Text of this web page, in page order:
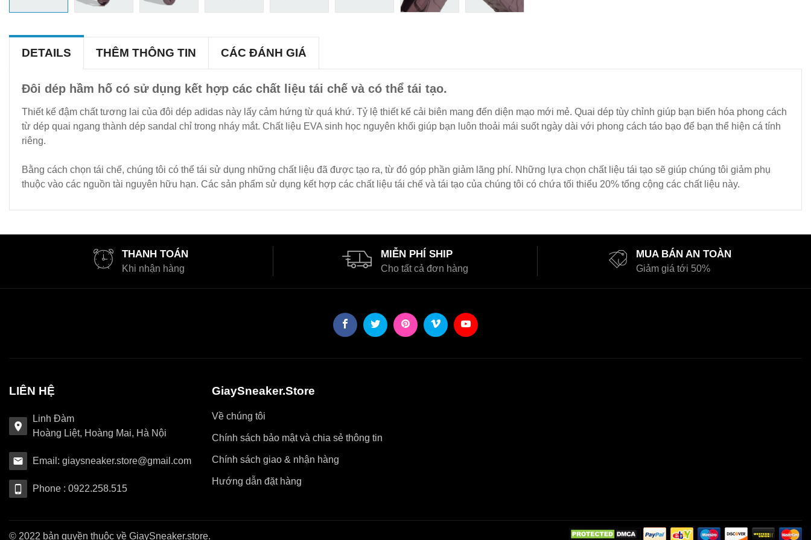
DETAILS THÊM THÔNG TIN CÁC ĐÁNH GIÁ
Đôi dép hầm hố có sử dụng kết hợp các chất liệu tái chế và có thể tái tạo.
Thiết kế đậm chất tương lai của đôi dép adidas này lấy cảm hứng từ quá khứ. Tỷ lệ thiết kế cải biên mang đến diện mạo mới mẻ. Quai dép tùy chỉnh giúp bạn biến hóa phong cách
từ dép quai ngang thành dép sandal chỉ trong nháy mắt. Chất liệu EVA sinh học nguyên khối giúp bạn luôn thoải mái suốt ngày dài với phong cách táo bạo để bạn thể hiện cá tính
riêng.
Bằng cách chọn tái chế, chúng tôi có thể tái sử dụng những chất liệu đã được tạo ra, từ đó góp phần giảm lãng phí. Những lựa chọn chất liệu tái tạo sẽ giúp chúng tôi giảm phụ
thuộc vào các nguồn tài nguyên hữu hạn. Các sản phẩm sử dụng kết hợp các chất liệu tái chế và tái tạo của chúng tôi có chứa tối thiểu 20% tổng cộng các chất liệu này.
THANH TOÁN
Khi nhận hàng
MIỄN PHÍ SHIP
Cho tất cả đơn hàng
MUA BÁN AN TOÀN
Giảm giá tới 50%
LIÊN HỆ
Linh Đàm
Hoàng Liệt, Hoàng Mai, Hà Nội
Email: giaysneaker.store@gmail.com
Phone : 0922.258.515
GiaySneaker.Store
Về chúng tôi
Chính sách bảo mật và chia sẻ thông tin
Chính sách giao & nhận hàng
Hướng dẫn đặt hàng
© 2022 bản quyền thuộc về GiaySneaker.store.